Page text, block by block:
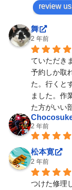
review
舞
2 年前
ていただき
予約しか取
た。行くと
ました。作
た方がいい
2 年前
松本寛
2 年前
つけた修理